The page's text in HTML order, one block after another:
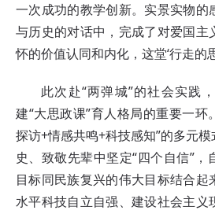
一次成功的教学创新。实景实物的
与历史的对话中，完成了对爱国主
怀的价值认同和内化，这堂‘行走的
此次赴“两弹城”的社会实践
建“大思政课”育人格局的重要一环
探访+情感共鸣+科技感知”的多元
史、致敬先辈中坚定“四个自信”
目标同民族复兴的伟大目标结合起
水平科技自立自强、建设社会主义